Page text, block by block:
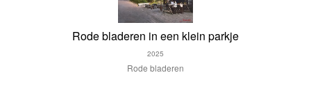
Rode bladeren in een klein parkje
2025
Rode bladeren